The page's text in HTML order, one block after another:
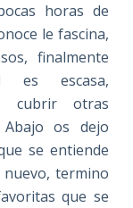
horas de
le fascina,
finalmente
es escasa,
cubrir otras
Abajo os dejo
se entiende
nuevo, termino
que se